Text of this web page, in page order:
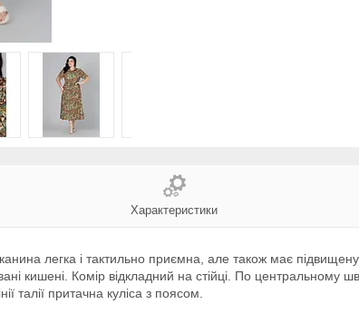
Характеристики
легка і тактильно приємна, але також має підвищену
Комір відкладний на стійці. По центральному шву
талії притачна куліса з поясом.